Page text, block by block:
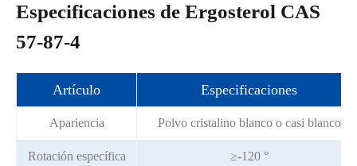
Especificaciones de Ergosterol CAS
57-87-4
Artículo Especificaciones
Apariencia Polvo cristalino blanco o casi blanco
Rotación específica ≥-120 °